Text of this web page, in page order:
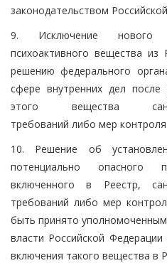
законодательством
9. Исключение нового
психоактивного вещества из
решению федерального
сфере внутренних дел
этого вещества
требований либо мер
10. Решение об
потенциально опасного
включенного в Реестр,
требований либо мер
быть принято
власти Российской
включения такого вещества в